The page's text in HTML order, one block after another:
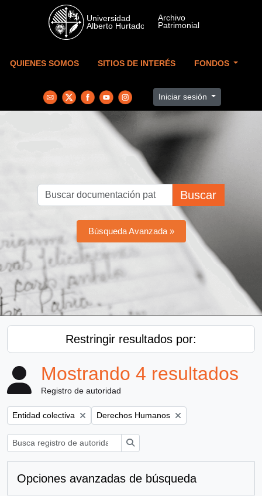
Skip to main content
QUIENES SOMOS SITIOS DE INTERÉS FONDOS
Iniciar sesión
Buscar
Búsqueda Avanzada »
Restringir resultados por:
Mostrando 4 resultados
Registro de autoridad
Remove filter:
Entidad colectiva Remove filter:
Derechos Humanos
Opciones avanzadas de búsqueda